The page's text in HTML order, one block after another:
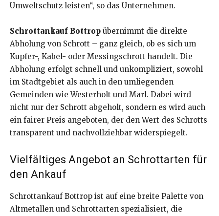
Umweltschutz leisten“, so das Unternehmen.
Schrottankauf Bottrop übernimmt die direkte
Abholung von Schrott – ganz gleich, ob es sich um
Kupfer-, Kabel- oder Messingschrott handelt. Die
Abholung erfolgt schnell und unkompliziert, sowohl
im Stadtgebiet als auch in den umliegenden
Gemeinden wie Westerholt und Marl. Dabei wird
nicht nur der Schrott abgeholt, sondern es wird auch
ein fairer Preis angeboten, der den Wert des Schrotts
transparent und nachvollziehbar widerspiegelt.
Vielfältiges Angebot an Schrottarten für
den Ankauf
Schrottankauf Bottrop ist auf eine breite Palette von
Altmetallen und Schrottarten spezialisiert, die